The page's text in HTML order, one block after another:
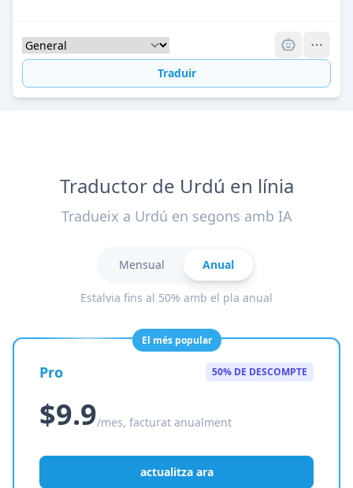
Traduir
Traductor de Urdú en línia
Tradueix a Urdú en segons amb IA
Mensual Anual
Estalvia fins al 50% amb el pla anual
El més popular
Pro 50% DE DESCOMPTE
$9.9/mes, facturat anualment
actualitza ara